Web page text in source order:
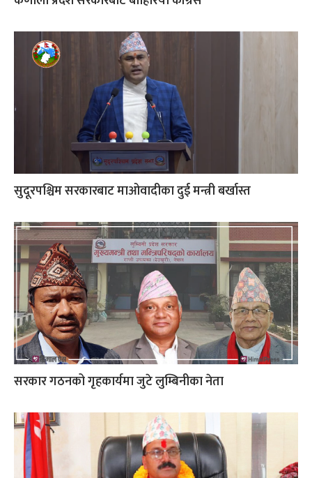
सुदूरपश्चिम सरकारबाट माओवादीका दुई मन्त्री बर्खास्त
सरकार गठनको गृहकार्यमा जुटे लुम्बिनीका नेता